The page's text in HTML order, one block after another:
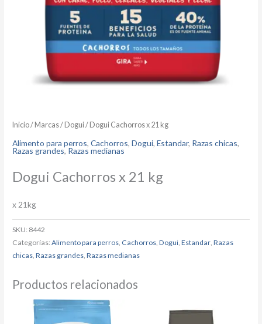
Inicio/ Marcas/ Dogui/ Dogui Cachorros x 21 kg
Alimento para perros,Cachorros,Dogui,Estandar, Razas chicas,
Razas grandes, Razas medianas
Dogui Cachorros x 21 kg
x 21kg
SKU: 8442
Categorías:Alimento para perros, Cachorros,Dogui,Estandar,Razas
chicas,Razas grandes,Razas medianas
Productos relacionados